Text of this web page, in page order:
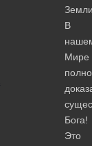
В
Мире
полно
Бога!
Это